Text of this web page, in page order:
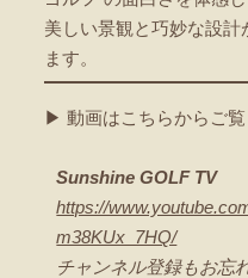
美しい景観と巧妙な設
ます。
▶ 動画はこちらからご覧
Sunshine GOLF TV
https://
m38KUx_7HQ/
チャンネル登録もお忘